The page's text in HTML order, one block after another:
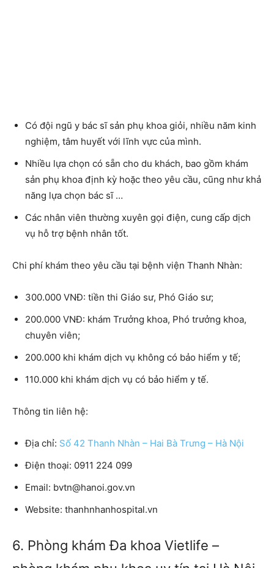
Có đội ngũ y bác sĩ sản phụ khoa giỏi, nhiều năm kinh
nghiệm, tâm huyết với lĩnh vực của mình.
Nhiều lựa chọn có sẵn cho du khách, bao gồm khám
sản phụ khoa định kỳ hoặc theo yêu cầu, cũng như khả
năng lựa chọn bác sĩ …
Các nhân viên thường xuyên gọi điện, cung cấp dịch
vụ hỗ trợ bệnh nhân tốt.
Chi phí khám theo yêu cầu tại bệnh viện Thanh Nhàn:
300.000 VNĐ: tiền thi Giáo sư, Phó Giáo sư;
200.000 VNĐ: khám Trưởng khoa, Phó trưởng khoa,
chuyên viên;
200.000 khi khám dịch vụ không có bảo hiểm y tế;
110.000 khi khám dịch vụ có bảo hiểm y tế.
Thông tin liên hệ:
Địa chỉ: Số 42 Thanh Nhàn – Hai Bà Trưng – Hà Nội
Điện thoại: 0911 224 099
Email: bvtn@hanoi.gov.vn
Website: thanhnhanhospital.vn
6. Phòng khám Đa khoa Vietlife –